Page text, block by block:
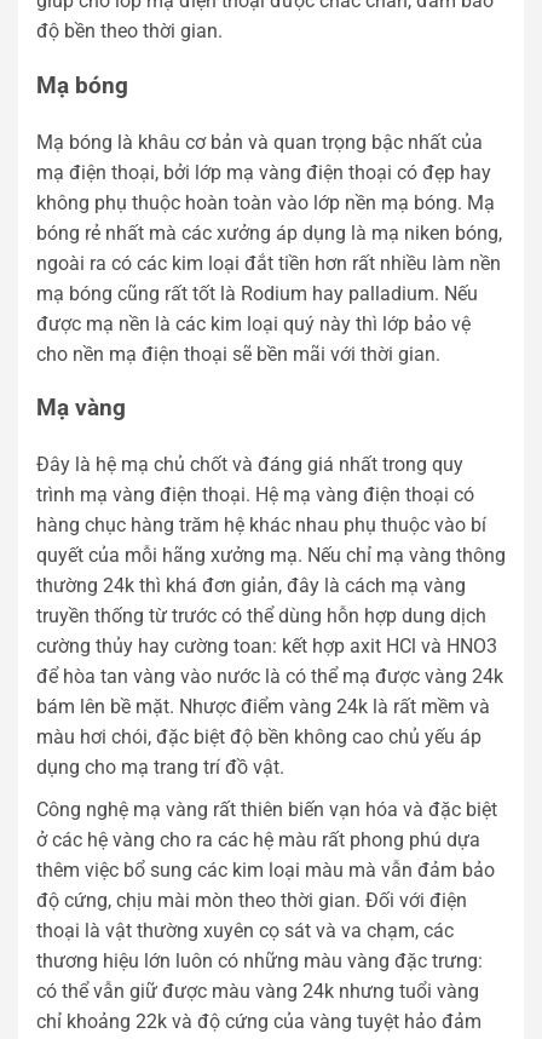
độ bền theo thời gian.
Mạ bóng
Mạ bóng là khâu cơ bản và quan trọng bậc nhất của
mạ điện thoại, bởi lớp mạ vàng điện thoại có đẹp hay
không phụ thuộc hoàn toàn vào lớp nền mạ bóng. Mạ
bóng rẻ nhất mà các xưởng áp dụng là mạ niken bóng,
ngoài ra có các kim loại đắt tiền hơn rất nhiều làm nền
mạ bóng cũng rất tốt là Rodium hay palladium. Nếu
được mạ nền là các kim loại quý này thì lớp bảo vệ
cho nền mạ điện thoại sẽ bền mãi với thời gian.
Mạ vàng
Đây là hệ mạ chủ chốt và đáng giá nhất trong quy
trình mạ vàng điện thoại. Hệ mạ vàng điện thoại có
hàng chục hàng trăm hệ khác nhau phụ thuộc vào bí
quyết của mỗi hãng xưởng mạ. Nếu chỉ mạ vàng thông
thường 24k thì khá đơn giản, đây là cách mạ vàng
truyền thống từ trước có thể dùng hỗn hợp dung dịch
cường thủy hay cường toan: kết hợp axit HCl và HNO3
để hòa tan vàng vào nước là có thể mạ được vàng 24k
bám lên bề mặt. Nhược điểm vàng 24k là rất mềm và
màu hơi chói, đặc biệt độ bền không cao chủ yếu áp
dụng cho mạ trang trí đồ vật.
Công nghệ mạ vàng rất thiên biến vạn hóa và đặc biệt
ở các hệ vàng cho ra các hệ màu rất phong phú dựa
thêm việc bổ sung các kim loại màu mà vẫn đảm bảo
độ cứng, chịu mài mòn theo thời gian. Đối với điện
thoại là vật thường xuyên cọ sát và va chạm, các
thương hiệu lớn luôn có những màu vàng đặc trưng:
có thể vẫn giữ được màu vàng 24k nhưng tuổi vàng
chỉ khoảng 22k và độ cứng của vàng tuyệt hảo đảm